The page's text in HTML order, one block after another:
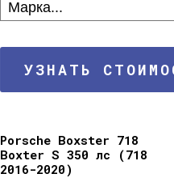
УЗНАТЬ
Porsche Boxster 718
Boxter S 350 лс (718
2016-2020)